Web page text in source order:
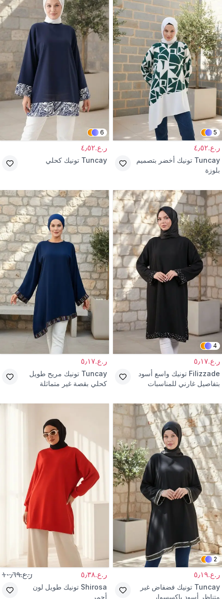
5
ر.ع.٤٫٥٢
Tuncay تونيك أخضر بتصميم
بلوزة
6
ر.ع.٤٫٥٢
Tuncay تونيك كحلي
4
ر.ع.٥٫١٧
Filizzade تونيك واسع أسود
بتفاصيل غارني للمناسبات
ر.ع.٥٫١٧
Tuncay تونيك مريح طويل
كحلي بقصة غير متماثلة
2
ر.ع.٥٫١٩
Tuncay تونيك فضفاض غير
متناظر أسود بإكسسوار
ر.ع.٥٫٣٨ ر.ع.١٠٫٦٩
Shirosa تونيك طويل لون
أحمر